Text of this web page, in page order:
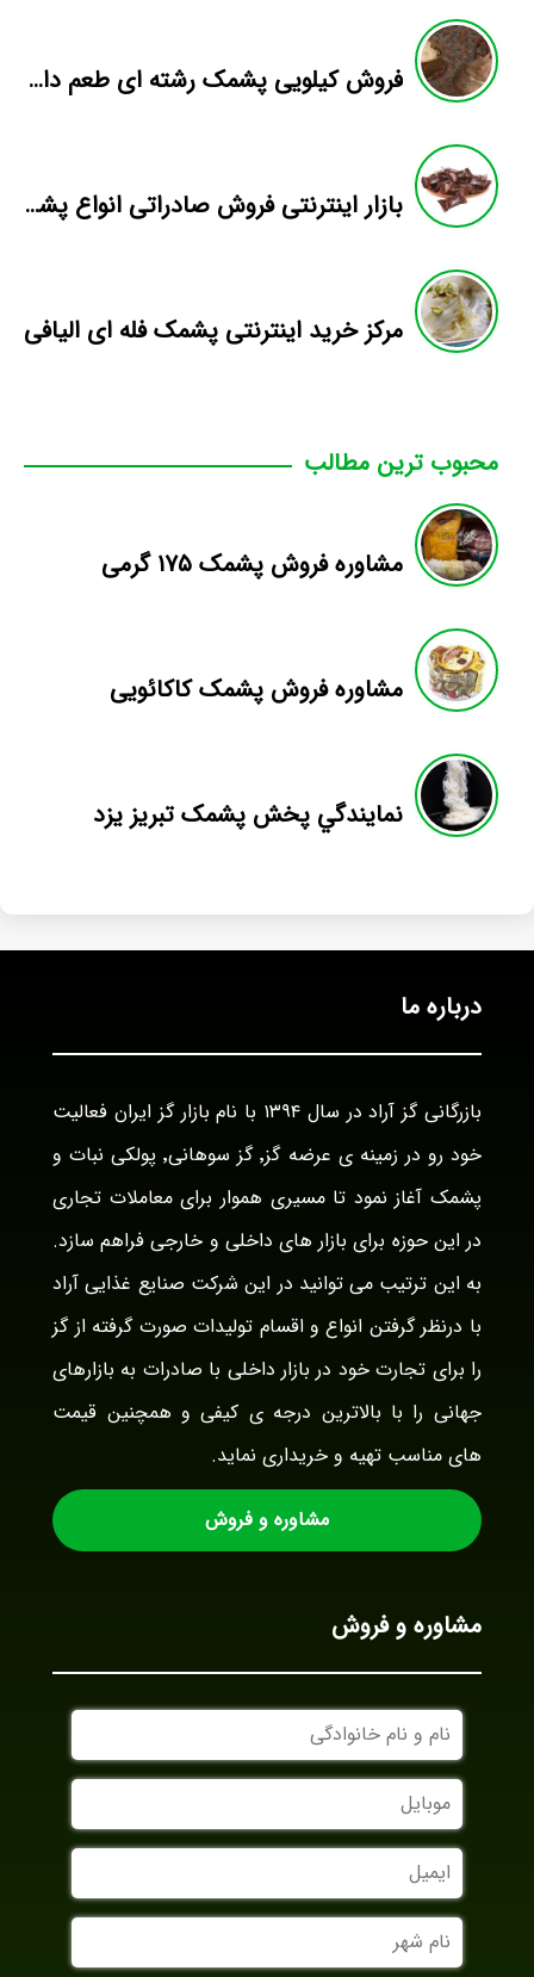
فروش کیلویی پشمک رشته ای طعم دار میوه
بازار اینترنتی فروش صادراتی انواع پشمک الیافی/شکلاتی
مرکز خرید اینترنتی پشمک فله ای الیافی
محبوب ترین مطالب
مشاوره فروش پشمک ۱۷۵ گرمی
مشاوره فروش پشمک کاکائویی
نمايندگي پخش پشمک تبريز يزد
درباره ما
بازرگانی گز آراد در سال ۱۳۹۴ با نام بازار گز ایران فعالیت
خود رو در زمینه ی عرضه گز٬ گز سوهانی٬ پولکی نبات و
پشمک آغاز نمود تا مسیری هموار برای معاملات تجاری
در این حوزه برای بازار های داخلی و خارجی فراهم سازد.
به این ترتیب می توانید در این شرکت صنایع غذایی آراد
با درنظر گرفتن انواع و اقسام تولیدات صورت گرفته از گز
را برای تجارت خود در بازار داخلی با صادرات به بازارهای
جهانی را با بالاترین درجه ی کیفی و همچنین قیمت
های مناسب تهیه و خریداری نماید.
مشاوره و فروش
مشاوره و فروش
نام
و
نام
خانوادگی
موبایل
ایمیل
نام
شهر